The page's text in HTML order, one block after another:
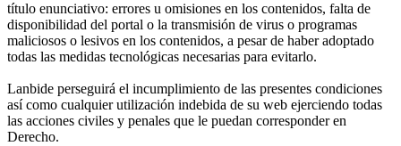
título enunciativo: errores u omisiones en los contenidos, falta de
disponibilidad del portal o la transmisión de virus o programas
maliciosos o lesivos en los contenidos, a pesar de haber adoptado
todas las medidas tecnológicas necesarias para evitarlo.
Lanbide perseguirá el incumplimiento de las presentes condiciones
así como cualquier utilización indebida de su web ejerciendo todas
las acciones civiles y penales que le puedan corresponder en
Derecho.